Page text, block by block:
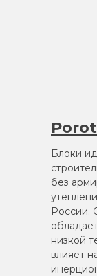
Блоки
без
России.
низкой
влияет